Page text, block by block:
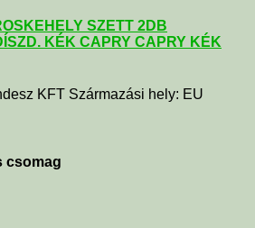
SZETT 2DB
KÉK CAPRY CAPRY KÉK
KFT Származási hely: EU
csomag